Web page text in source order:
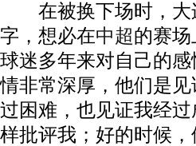
在被换下场时，大
字，想必在中超的赛
球迷多年来对自己的
情非常深厚，他们是
过困难，也见证我经
样批评我；好的时候